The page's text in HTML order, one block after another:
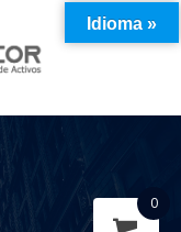
Idioma »
0